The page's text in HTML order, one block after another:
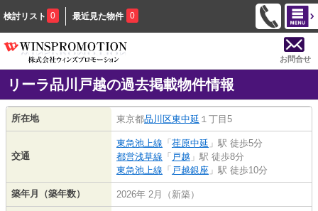
検討リスト 0 最近見た物件 0
お問合せ
リーラ品川戸越の過去掲載物件情報
所在地 東京都品川区東中延 １丁目5
交通
東急池上線 「 荏原中延 」駅 徒歩5分
都営浅草線 「 戸越 」駅 徒歩8分
東急池上線 「 戸越銀座 」駅 徒歩10分
築年月（築年数） 2026年 2月（新築）